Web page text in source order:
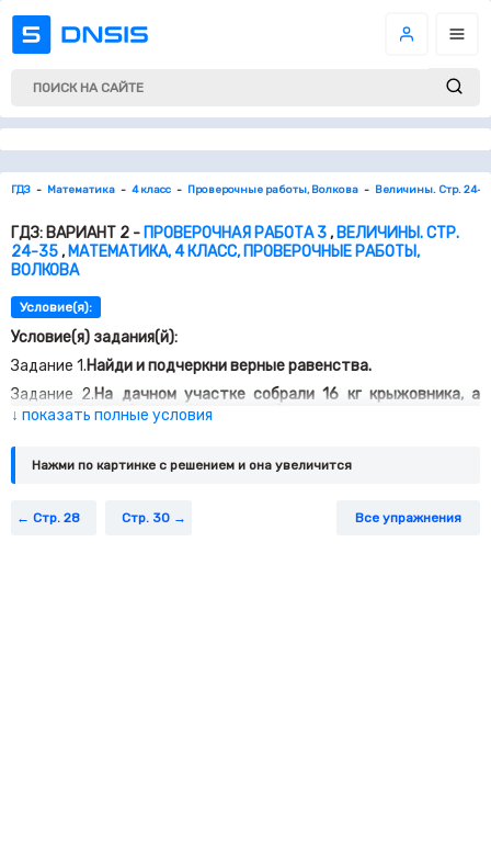
ГДЗ Математика 4 класс Проверочные работы, Волкова Величины. Стр. 24-
ГДЗ: ВАРИАНТ 2 - ПРОВЕРОЧНАЯ РАБОТА 3, ВЕЛИЧИНЫ. СТР.
24-35, МАТЕМАТИКА, 4 КЛАСС, ПРОВЕРОЧНЫЕ РАБОТЫ,
ВОЛКОВА
Условие(я):
Условие(я) задания(й):
Задание 1.Найди и подчеркни верные равенства.
Задание 2.На дачном участке собрали 16 кг крыжовника, а
сливы в 4 раза больше. На сколько больше килограммов сливы,
чем крыжовника, собрали на участке?
Задание 3.Площадь зеркала прямоугольной формы 6 000 см
Длины зеркала 1 м. Найди ширину зеркала в сантиметрах.
Задание 4.
Длина отрезка АВ равна 8 см, отрезка АС – 3 см, а
отрезка КВ – 4 см. Рассмотри чертёж и найди длину отрезка
↓ показать полные условия
Нажми по картинке c решением и она увеличится
Стр. 28 Стр. 30 Все упражнения